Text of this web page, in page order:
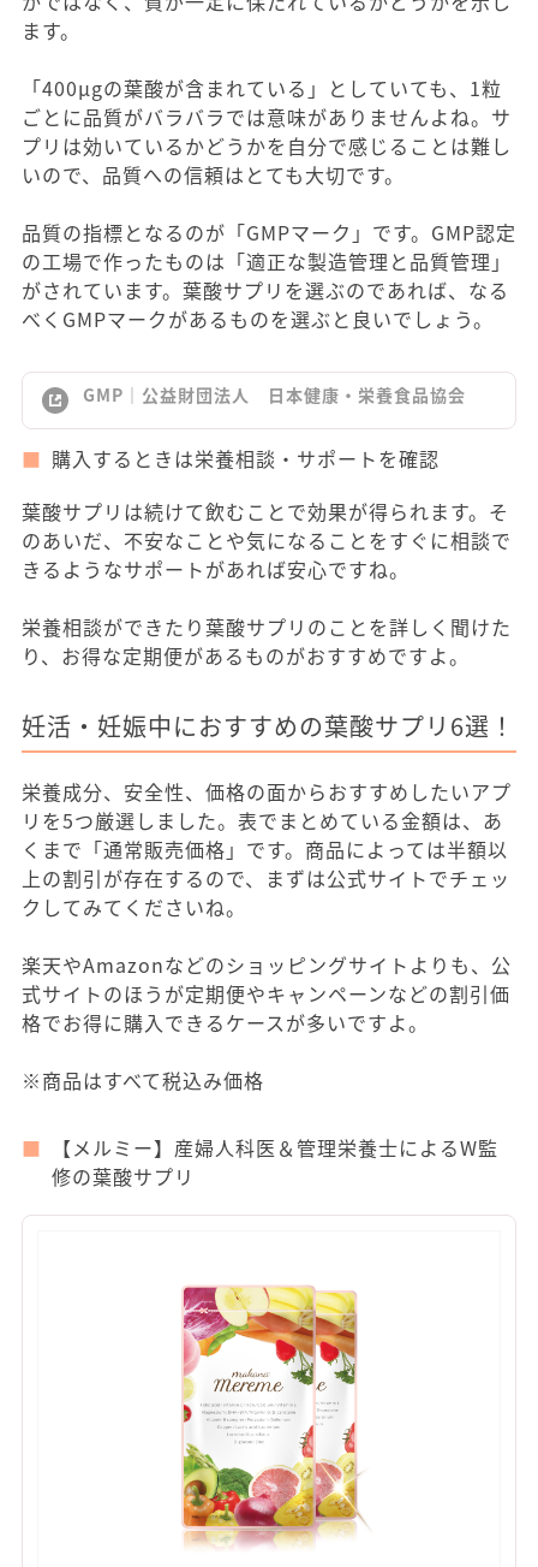
ます。
「400μgの葉酸が含まれている」としていても、1粒
ごとに品質がバラバラでは意味がありませんよね。サ
プリは効いているかどうかを自分で感じることは難し
いので、品質への信頼はとても大切です。
品質の指標となるのが「GMPマーク」です。GMP認定
の工場で作ったものは「適正な製造管理と品質管理」
がされています。葉酸サプリを選ぶのであれば、なる
べくGMPマークがあるものを選ぶと良いでしょう。
GMP｜公益財団法人 日本健康・栄養食品協会
購入するときは栄養相談・サポートを確認
葉酸サプリは続けて飲むことで効果が得られます。そ
のあいだ、不安なことや気になることをすぐに相談で
きるようなサポートがあれば安心ですね。
栄養相談ができたり葉酸サプリのことを詳しく聞けた
り、お得な定期便があるものがおすすめですよ。
妊活・妊娠中におすすめの葉酸サプリ6選！
栄養成分、安全性、価格の面からおすすめしたいアプ
リを5つ厳選しました。表でまとめている金額は、あ
くまで「通常販売価格」です。商品によっては半額以
上の割引が存在するので、まずは公式サイトでチェッ
クしてみてくださいね。
楽天やAmazonなどのショッピングサイトよりも、公
式サイトのほうが定期便やキャンペーンなどの割引価
格でお得に購入できるケースが多いですよ。
※商品はすべて税込み価格
【メルミー】産婦人科医＆管理栄養士によるW監
修の葉酸サプリ